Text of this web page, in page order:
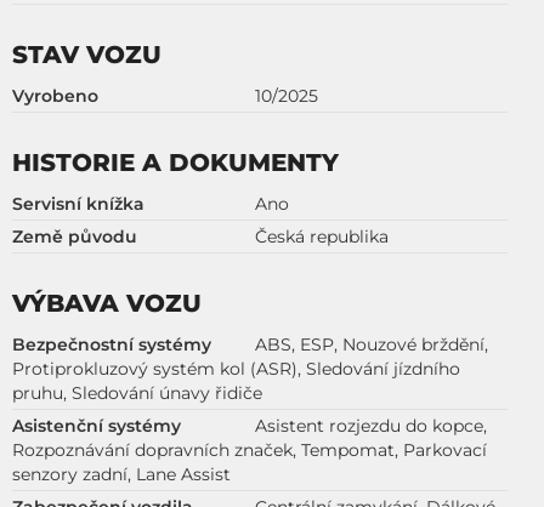
STAV VOZU
Vyrobeno 10/2025
HISTORIE A DOKUMENTY
Servisní knížka
Ano
Země původu
Česká republika
VÝBAVA VOZU
Bezpečnostní systémy
ABS, ESP, Nouzové brždění,
Protiprokluzový systém kol (ASR), Sledování jízdního
pruhu, Sledování únavy řidiče
Asistenční systémy
Asistent rozjezdu do kopce,
Rozpoznávání dopravních značek, Tempomat, Parkovací
senzory zadní, Lane Assist